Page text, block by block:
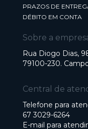
PRAZOS DE
DÉBITO EM CONTA
Sobre a
Rua Diogo Dias,
79100-230.
Central de
Telefone para
67 3029-6264
E-mail para